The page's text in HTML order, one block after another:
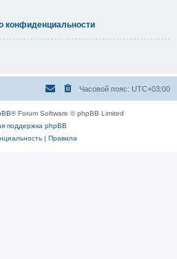
конфиденциальности
Часовой пояс: UTC+03:00
® Forum Software © phpBB Limited
поддержка phpBB
| Правила